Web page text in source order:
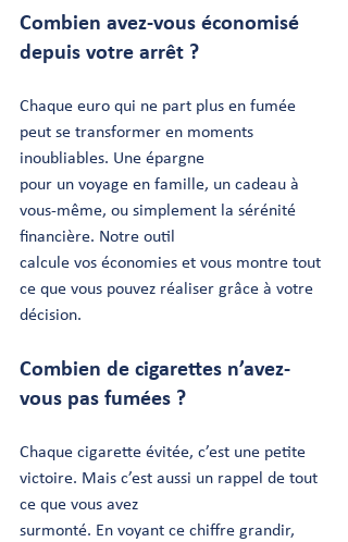
Combien avez-vous économisé
depuis votre arrêt ?
Chaque euro qui ne part plus en fumée
peut se transformer en moments
inoubliables. Une épargne
pour un voyage en famille, un cadeau à
vous-même, ou simplement la sérénité
financière. Notre outil
calcule vos économies et vous montre tout
ce que vous pouvez réaliser grâce à votre
décision.
Combien de cigarettes n’avez-
vous pas fumées ?
Chaque cigarette évitée, c’est une petite
victoire. Mais c’est aussi un rappel de tout
ce que vous avez
surmonté. En voyant ce chiffre grandir,